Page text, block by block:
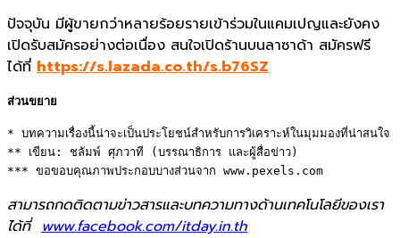
ปัจจุบัน มีผู้ขายกว่าหลายร้อยรายเข้าร่วมในแคมเปญและยังคง
เปิดรับสมัครอย่างต่อเนื่อง สนใจเปิดร้านบนลาซาด้า สมัครฟรี
ได้ที่ https://s.lazada.co.th/s.b76SZ
ส่วนขยาย
* บทความเรื่องนี้น่าจะเป็นประโยชน์สำหรับการวิเคราะห์ในมุมมองที่น่าสนใจ
** เขียน: ชลัมพ์ ศุภวาที (บรรณาธิการ และผู้สื่อข่าว)
*** ขอขอบคุณภาพประกอบบางส่วนจาก www.pexels.com
สามารถกดติดตามข่าวสารและบทความทางด้านเทคโนโลยีของเรา
ได้ที่ www.facebook.com/itday.in.th